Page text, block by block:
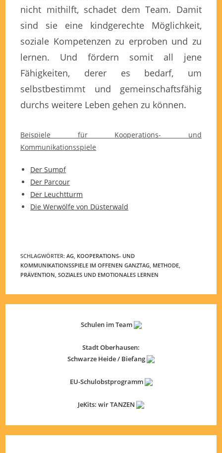
nicht mithilft, schadet dem Team. Damit
sind sie eine kindgerechte Möglichkeit,
soziale Kompetenzen zu erproben und zu
lernen. Und fördern somit all jene
Fähigkeiten, derer es bedarf, um
selbstbestimmt und gemeinschaftsfähig
durchs weitere Leben gehen zu können.
Beispiele für Kooperations- und
Kommunikationsspiele
Der Sumpf
Der Parcour
Der Leuchtturm
Die Werwölfe von Düsterwald
SCHLAGWÖRTER:AG KOOPERATIONS- UND
KOMMUNIKATIONSSPIELE IM OFFENEN GANZTAG METHODE
PRÄVENTION SOZIALES UND EMOTIONALES LERNEN
Schulen im Team
Stadt Oberhausen:
Schwarze Heide / Biefang
EU-Schulobstprogramm
JeKits: wir TANZEN